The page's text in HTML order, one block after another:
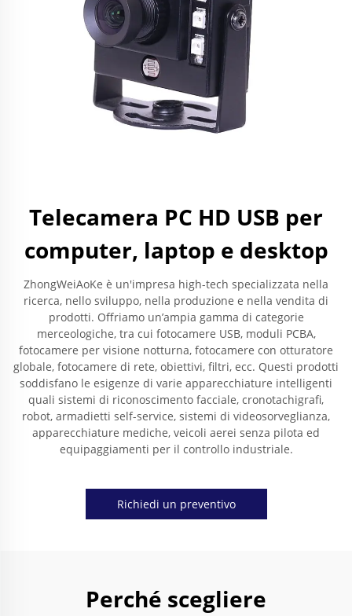
Telecamera PC HD USB per
computer, laptop e desktop
ZhongWeiAoKe è un'impresa high-tech specializzata nella
ricerca, nello sviluppo, nella produzione e nella vendita di
prodotti. Offriamo un’ampia gamma di categorie
merceologiche, tra cui fotocamere USB, moduli PCBA,
fotocamere per visione notturna, fotocamere con otturatore
globale, fotocamere di rete, obiettivi, filtri, ecc. Questi prodotti
soddisfano le esigenze di varie apparecchiature intelligenti
quali sistemi di riconoscimento facciale, cronotachigrafi,
robot, armadietti self-service, sistemi di videosorveglianza,
apparecchiature mediche, veicoli aerei senza pilota ed
equipaggiamenti per il controllo industriale.
Richiedi un preventivo
Perché scegliere